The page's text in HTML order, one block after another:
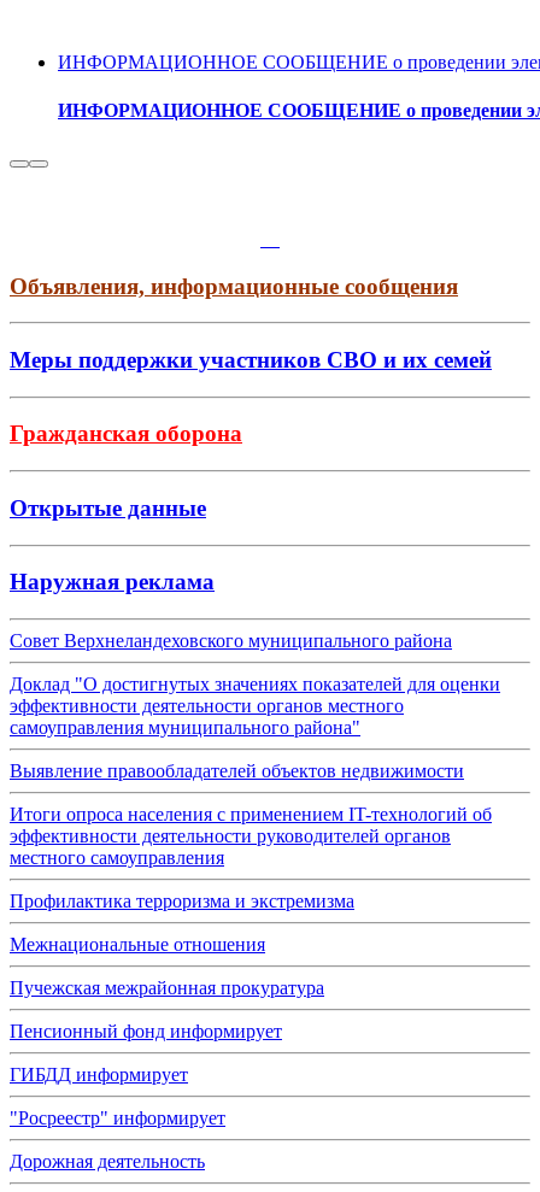
ИНФОРМАЦИОННОЕ СООБЩЕНИЕ о проведении
ИНФОРМАЦИОННОЕ СООБЩЕНИЕ о проведении
Объявления, информационные сообщения
Меры поддержки участников СВО и их семей
Гражданская оборона
Открытые данные
Наружная реклама
Совет Верхнеландеховского муниципального района
Доклад "О достигнутых значениях показателей для оценки
эффективности деятельности органов местного
самоуправления муниципального района"
Выявление правообладателей объектов недвижимости
Итоги опроса населения с применением IT-технологий об
эффективности деятельности руководителей органов
местного самоуправления
Профилактика терроризма и экстремизма
Межнациональные отношения
Пучежская межрайонная прокуратура
Пенсионный фонд информирует
ГИБДД информирует
"Росреестр" информирует
Дорожная деятельность